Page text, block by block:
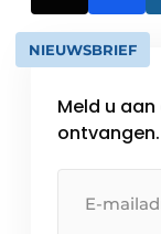
NIEUWSBRIEF
Meld u
ontvangen.